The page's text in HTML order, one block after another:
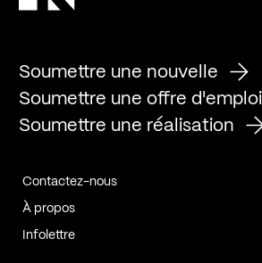
Soumettre une nouvelle
Soumettre une offre d'emploi
Soumettre une réalisation
Contactez-nous
À propos
Infolettre